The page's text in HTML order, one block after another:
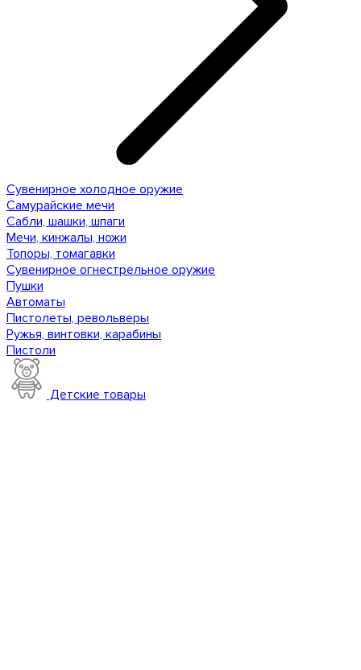
Сувенирное холодное оружие
Самурайские мечи
Сабли, шашки, шпаги
Мечи, кинжалы, ножи
Топоры, томагавки
Сувенирное огнестрельное оружие
Пушки
Автоматы
Пистолеты, револьверы
Ружья, винтовки, карабины
Пистоли
Детские товары